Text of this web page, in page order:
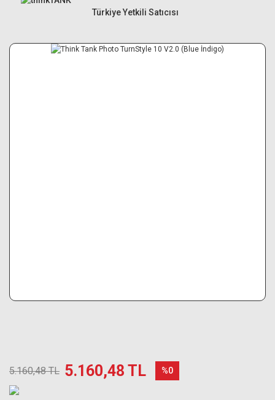
Türkiye Yetkili Satıcısı
5.160,48 TL 5.160,48 TL %0